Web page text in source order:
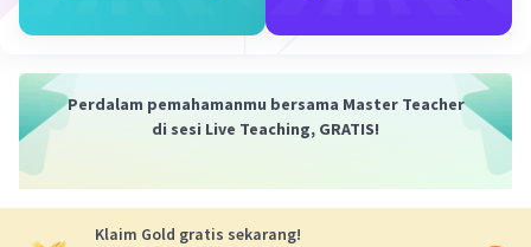
Perdalam pemahamanmu bersama Master Teacher
di sesi Live Teaching, GRATIS!
Klaim Gold gratis sekarang!